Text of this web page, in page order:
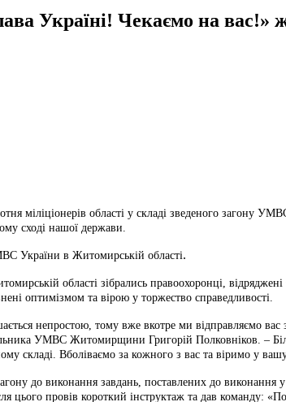
Україні! Чекаємо на
міліціонерів області у складі зведеного загону
сході нашої держави.
України в Житомирській області.
області зібрались правоохоронці,
оптимізмом та вірою у торжество справедливості.
непростою, тому вже вкотре ми відправляємо
УМВС Житомирщини Григорій Полковніков. –
складі. Вболіваємо за кожного з вас та віримо у
до виконання завдань, поставлених до
цього провів короткий інструктаж та дав команду: